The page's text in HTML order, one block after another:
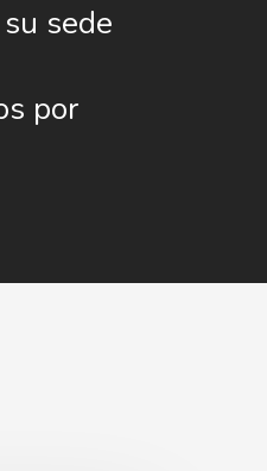
sede
por